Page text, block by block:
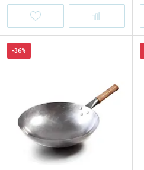
-36%